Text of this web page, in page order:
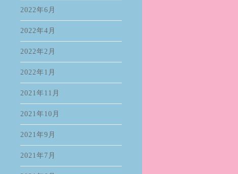
2022年6月
2022年4月
2022年2月
2022年1月
2021年11月
2021年10月
2021年9月
2021年7月